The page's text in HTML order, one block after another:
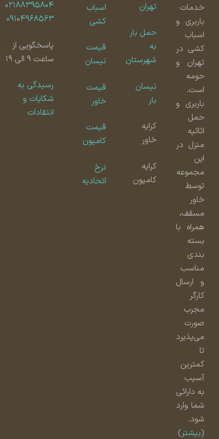
خدمات
باربری و
اسباب
کشی در
تهران و
حومه
است.
باربری و
حمل
اثاثیه
منزل در
مجموعه
توسط
مسقف،
همراه با
بسته
بندی
مناسب
و ارسال
مجرب
صورت
می‌پذیرد
کمترین
آسیب
به دارائی
شما وارد
شود.
بیشتر)
تهران
حمل بار
شهرستان
نیسان
کامیون
اسباب
کشی
قیمت
نیسان
قیمت
قیمت
کامیون
اتحادیه
۰۲۱۸۸۳۹۵۸۰۴
۰۹۱۰۴۹۶۸۵۶۳
پاسخگویی از
ساعت ۹ الی ۱۹
رسیدگی به
شکایات و
انتقادات